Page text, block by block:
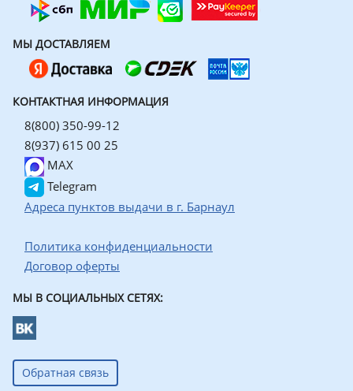
МЫ ДОСТАВЛЯЕМ
КОНТАКТНАЯ ИНФОРМАЦИЯ
8(800) 350-99-12
8(937) 615 00 25
MAX
Telegram
Адреса пунктов выдачи в г. Барнаул
Политика конфиденциальности
Договор оферты
МЫ В СОЦИАЛЬНЫХ СЕТЯХ:
Обратная связь